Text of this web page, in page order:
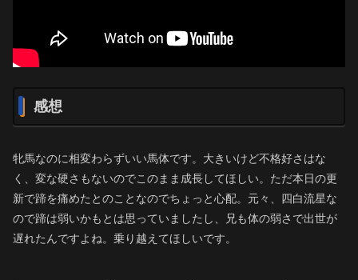
感想
牝馬なのに相変わらずいい馬体です。大きいけど不格好さはな
く、変な硬さもないのでこのまま成長してほしい。ただ本日の更
新で蹄を痛めたとのことなのでちょっと心配。元々、四白流星な
ので蹄は弱いかもとは思っていましたし、兄も体の弱さで出世が
遅れたんですよね。乗り越えてほしいです。